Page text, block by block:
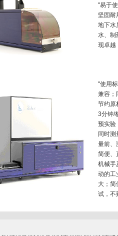
"易于使
坚固耐
地下水
水
现卓越
"使用标
兼容
节约原
3分钟/
预实验
同时测
量前
简便
机械手
动的工
大
试，